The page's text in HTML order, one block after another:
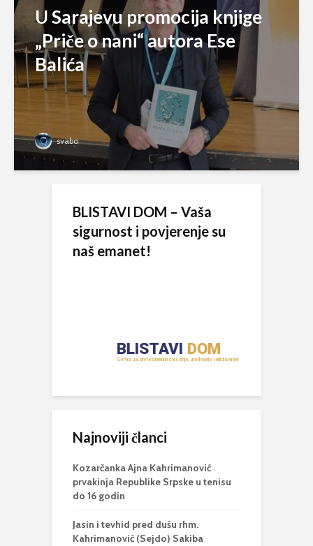
U Sarajevu promocija knjige
„Priče o nani“ autora Ese
Balića
svabo
BLISTAVI DOM – Vaša
sigurnost i povjerenje su
naš emanet!
Najnoviji članci
Kozarčanka Ajna Kahrimanović
prvakinja Republike Srpske u tenisu
do 16 godin
Jasin i tevhid pred dušu rhm.
Kahrimanović (Sejdo) Sakiba